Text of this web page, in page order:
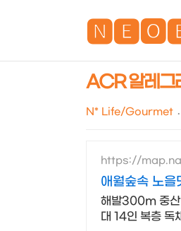
ACR 알레그
N* Life/Gourmet
https://
애월숲속 노을
해발300m 중산
대 14인 복층 독